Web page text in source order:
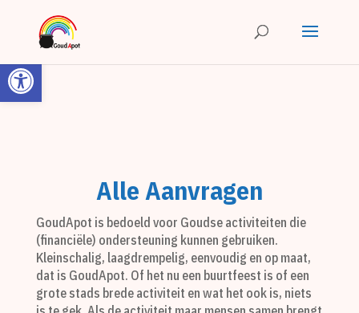
Toolbar openen
Alle Aanvragen
GoudApot is bedoeld voor Goudse activiteiten die
(financiële) ondersteuning kunnen gebruiken.
Kleinschalig, laagdrempelig, eenvoudig en op maat,
dat is GoudApot. Of het nu een buurtfeest is of een
grote stads brede activiteit en wat het ook is, niets